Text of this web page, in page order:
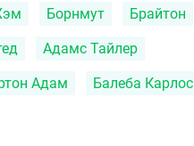
Борнмут Брайтон
Адамс Тайлер
Адам Балеба Карлос